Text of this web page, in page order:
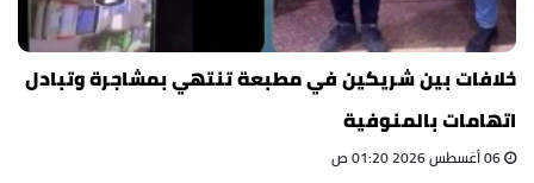
خلافات بين شريكين في مطبعة تنتهي بمشاجرة وتبادل
اتهامات بالمنوفية